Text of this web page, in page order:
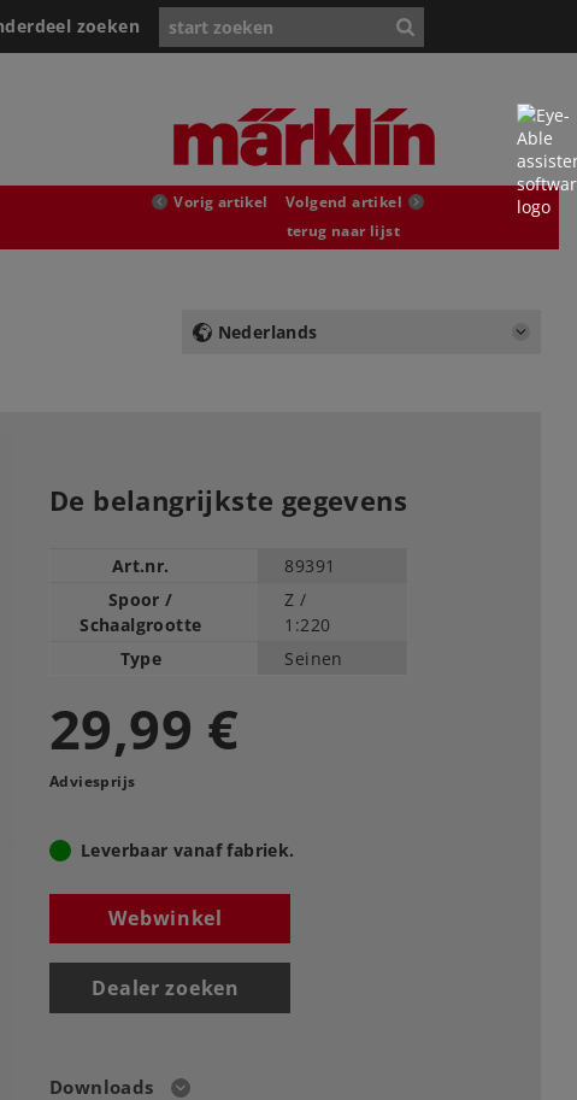
zoeken
Vorig artikel
Volgend artikel
terug naar lijst
Nederlands
De belangrijkste gegevens
Art.nr.
89391
Spoor /
Schaalgrootte
Z /
1:220
Type
Seinen
29,99 €
Adviesprijs
Leverbaar vanaf fabriek.
Webwinkel
Dealer zoeken
Downloads